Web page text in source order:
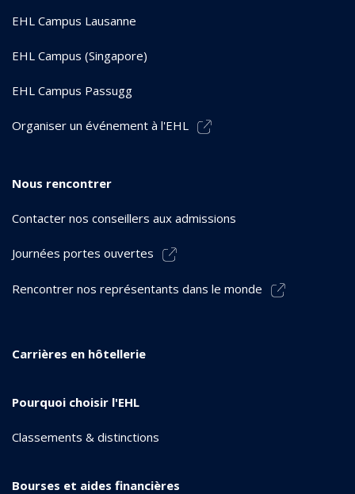
EHL Campus Lausanne
EHL Campus (Singapore)
EHL Campus Passugg
Organiser un événement à l'EHL
Nous rencontrer
Contacter nos conseillers aux admissions
Journées portes ouvertes
Rencontrer nos représentants dans le monde
Carrières en hôtellerie
Pourquoi choisir l'EHL
Classements & distinctions
Bourses et aides financières